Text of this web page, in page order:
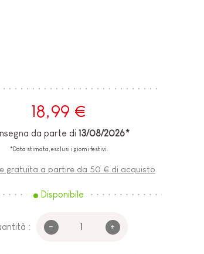
18,99 €
da parte di13/08/2026*
*Data stimata, esclusi i giorni festivi.
gratuita a partire da 50 € di acquisto
Disponibile
: - +